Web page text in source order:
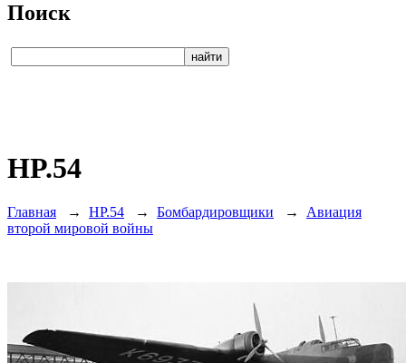
Поиск
HP.54
Главная → HP.54 → Бомбардировщики → Авиация
второй мировой войны